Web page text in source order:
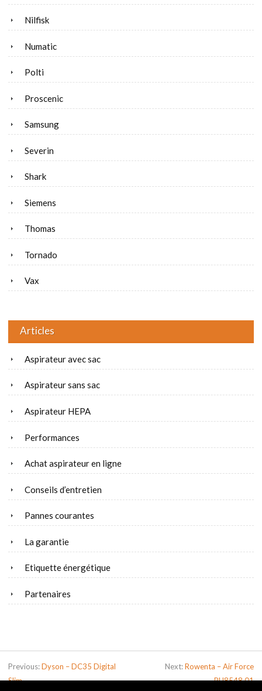
Nilfisk
Numatic
Polti
Proscenic
Samsung
Severin
Shark
Siemens
Thomas
Tornado
Vax
Articles
Aspirateur avec sac
Aspirateur sans sac
Aspirateur HEPA
Performances
Achat aspirateur en ligne
Conseils d’entretien
Pannes courantes
La garantie
Etiquette énergétique
Partenaires
Previous:Dyson – DC35 Digital
Slim
Next:Rowenta – Air Force
RH8548.01